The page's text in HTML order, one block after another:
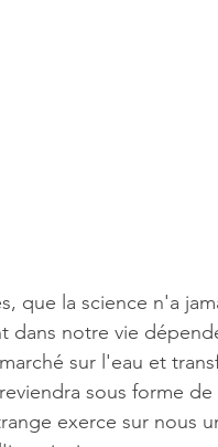
que la science n'a
dans notre vie
sur l'eau et
sous forme
exerce sur nous